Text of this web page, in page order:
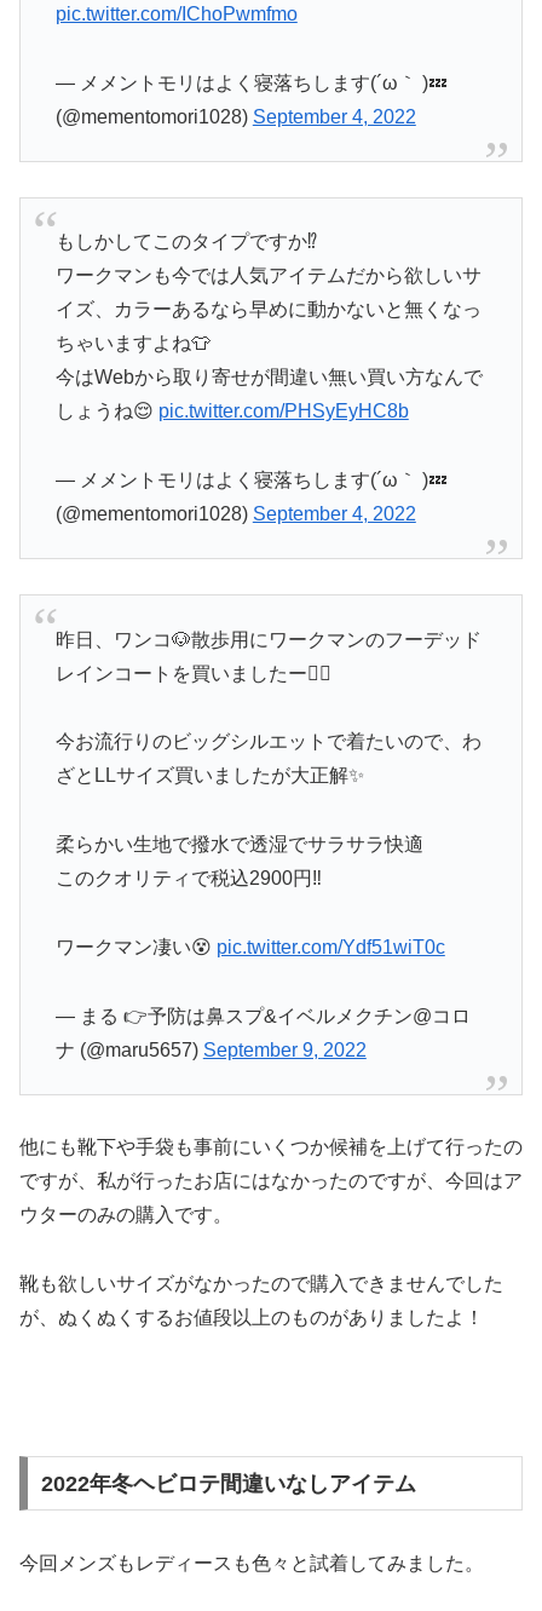
pic.twitter.com/IChoPwmfmo
— メメントモリはよく寝落ちします(´ω｀ )💤
(@mementomori1028) September 4, 2022
もしかしてこのタイプですか⁉️
ワークマンも今では人気アイテムだから欲しいサ
イズ、カラーあるなら早めに動かないと無くなっ
ちゃいますよね👕
今はWebから取り寄せが間違い無い買い方なんで
しょうね😌 pic.twitter.com/PHSyEyHC8b
— メメントモリはよく寝落ちします(´ω｀ )💤
(@mementomori1028) September 4, 2022
昨日、ワンコ🐶散歩用にワークマンのフーデッド
レインコートを買いましたー🙋‍♀️
今お流行りのビッグシルエットで着たいので、わ
ざとLLサイズ買いましたが大正解✨
柔らかい生地で撥水で透湿でサラサラ快適
このクオリティで税込2900円‼️
ワークマン凄い😵 pic.twitter.com/Ydf51wiT0c
— まる 👉予防は鼻スプ&イベルメクチン@コロ
ナ (@maru5657) September 9, 2022
他にも靴下や手袋も事前にいくつか候補を上げて行ったの
ですが、私が行ったお店にはなかったのですが、今回はア
ウターのみの購入です。
靴も欲しいサイズがなかったので購入できませんでした
が、ぬくぬくするお値段以上のものがありましたよ！
2022年冬ヘビロテ間違いなしアイテム
今回メンズもレディースも色々と試着してみました。